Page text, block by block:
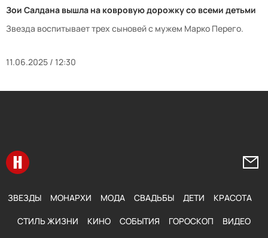
Зои Салдана вышла на ковровую дорожку со всеми детьми
Звезда воспитывает трех сыновей с мужем Марко Перего.
11.06.2025 / 12:30
Перейти на главную
ЗВЕЗДЫ МОНАРХИ МОДА СВАДЬБЫ ДЕТИ КРАСОТА
СТИЛЬ ЖИЗНИ КИНО СОБЫТИЯ ГОРОСКОП ВИДЕО